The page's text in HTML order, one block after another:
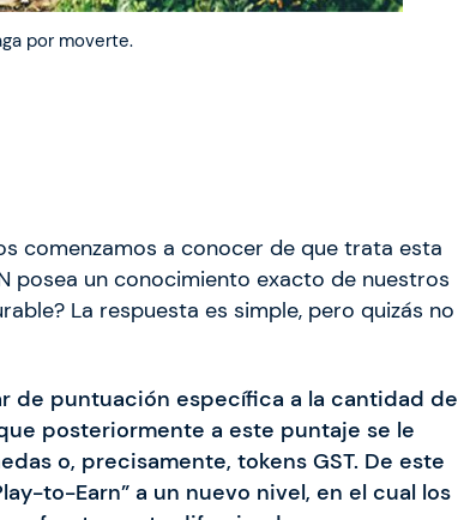
por moverte.
comenzamos a conocer de que trata esta
posea un conocimiento exacto de nuestros
La respuesta es simple, pero quizás no
de puntuación específica a la cantidad de
posteriormente a este puntaje se le
o, precisamente, tokens GST. De este
to-Earn” a un nuevo nivel, en el cual los